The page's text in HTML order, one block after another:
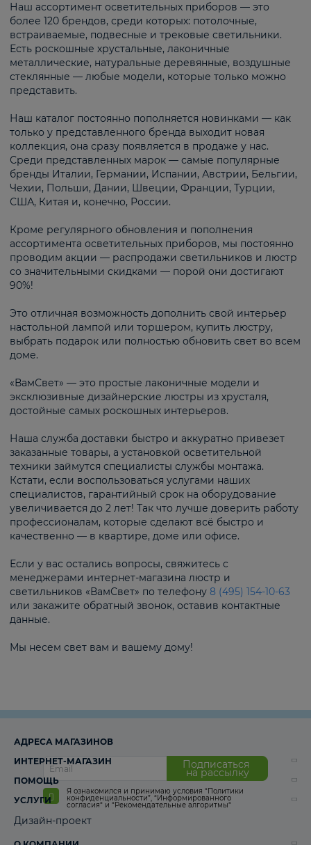
Наш ассортимент осветительных приборов — это
более 120 брендов, среди которых: потолочные,
встраиваемые, подвесные и трековые светильники.
Есть роскошные хрустальные, лаконичные
металлические, натуральные деревянные, воздушные
стеклянные — любые модели, которые только можно
представить.
Наш каталог постоянно пополняется новинками — как
только у представленного бренда выходит новая
коллекция, она сразу появляется в продаже у нас.
Среди представленных марок — самые популярные
бренды Италии, Германии, Испании, Австрии, Бельгии,
Чехии, Польши, Дании, Швеции, Франции, Турции,
США, Китая и, конечно, России.
Кроме регулярного обновления и пополнения
ассортимента осветительных приборов, мы постоянно
проводим акции — распродажи светильников и люстр
со значительными скидками — порой они достигают
90%!
Это отличная возможность дополнить свой интерьер
настольной лампой или торшером, купить люстру,
выбрать подарок или полностью обновить свет во всем
доме.
«ВамСвет» — это простые лаконичные модели и
эксклюзивные дизайнерские люстры из хрусталя,
достойные самых роскошных интерьеров.
Наша служба доставки быстро и аккуратно привезет
заказанные товары, а установкой осветительной
техники займутся специалисты службы монтажа.
Кстати, если воспользоваться услугами наших
специалистов, гарантийный срок на оборудование
увеличивается до 2 лет! Так что лучше доверить работу
профессионалам, которые сделают всё быстро и
качественно — в квартире, доме или офисе.
Если у вас остались вопросы, свяжитесь с
менеджерами интернет-магазина люстр и
светильников «ВамСвет» по телефону 8 (495) 154-10-63
или закажите обратный звонок, оставив контактные
данные.
Мы несем свет вам и вашему дому!
Подписаться
на рассылку
Я ознакомился и принимаю условия “Политики
конфиденциальности”, “Информированного
согласия“ и “Рекомендательные алгоритмы“
АДРЕСА МАГАЗИНОВ
ИНТЕРНЕТ-МАГАЗИН
ПОМОЩЬ
УСЛУГИ
Дизайн-проект